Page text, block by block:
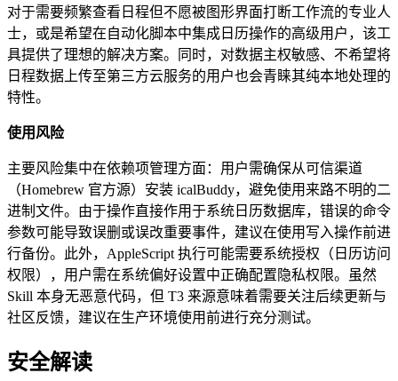
对于需要频繁查看日程但不愿被图形界面打断工作流的专业人
士，或是希望在自动化脚本中集成日历操作的高级用户，该工
具提供了理想的解决方案。同时，对数据主权敏感、不希望将
日程数据上传至第三方云服务的用户也会青睐其纯本地处理的
特性。
使用风险
主要风险集中在依赖项管理方面：用户需确保从可信渠道
（Homebrew 官方源）安装 icalBuddy，避免使用来路不明的二
进制文件。由于操作直接作用于系统日历数据库，错误的命令
参数可能导致误删或误改重要事件，建议在使用写入操作前进
行备份。此外，AppleScript 执行可能需要系统授权（日历访问
权限），用户需在系统偏好设置中正确配置隐私权限。虽然
Skill 本身无恶意代码，但 T3 来源意味着需要关注后续更新与
社区反馈，建议在生产环境使用前进行充分测试。
安全解读